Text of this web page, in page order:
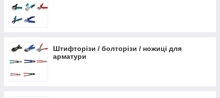
Штифторізи / болторізи / ножиці для
арматури